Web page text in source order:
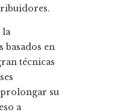
la
basados en
técnicas
su
a